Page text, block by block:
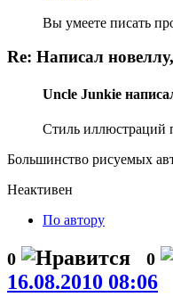
Вы умеете писать
Re: Написал
Uncle Junkie
Стиль иллюстраций
Большинство рисуемых
Неактивен
По автору
0 0
16.08.2010 08:06